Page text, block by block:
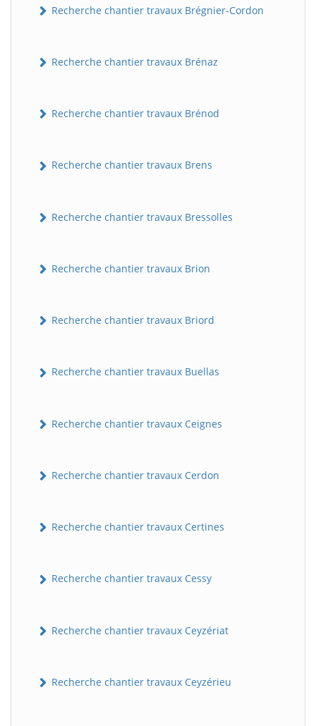
Recherche chantier travaux Brégnier-Cordon
Recherche chantier travaux Brénaz
Recherche chantier travaux Brénod
Recherche chantier travaux Brens
Recherche chantier travaux Bressolles
Recherche chantier travaux Brion
Recherche chantier travaux Briord
Recherche chantier travaux Buellas
Recherche chantier travaux Ceignes
Recherche chantier travaux Cerdon
Recherche chantier travaux Certines
Recherche chantier travaux Cessy
Recherche chantier travaux Ceyzériat
Recherche chantier travaux Ceyzérieu